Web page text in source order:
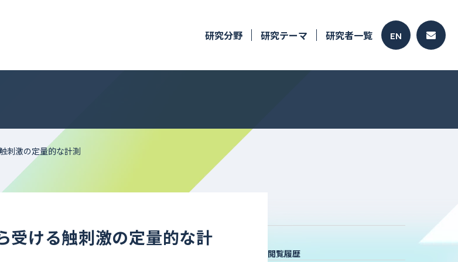
研究分野 研究テーマ 研究者一覧 EN
刺激の定量的な計測
受ける触刺激の定量的な計
閲覧履歴